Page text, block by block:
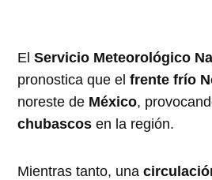
ElServicio Meteorológico
pronostica que elfrente frío
noreste de México,
chubascos en la región.
Mientras tanto, una